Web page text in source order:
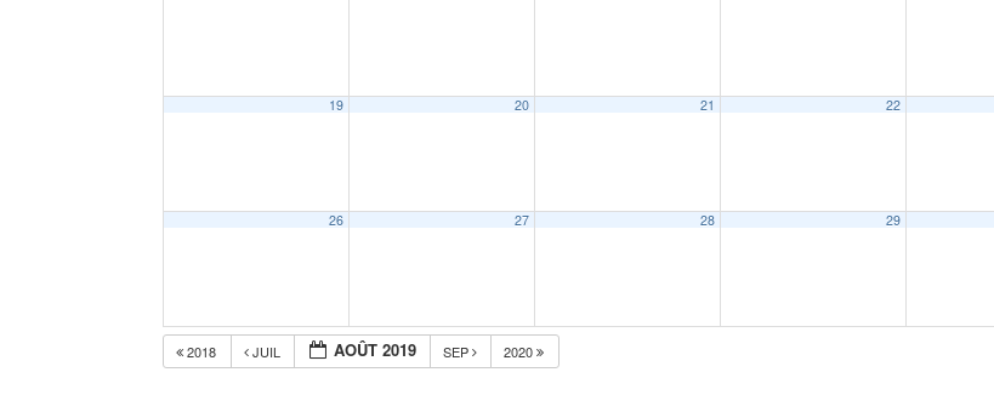
19 20 21 22
26 27 28 29
2018 JUIL AOÛT 2019 SEP 2020